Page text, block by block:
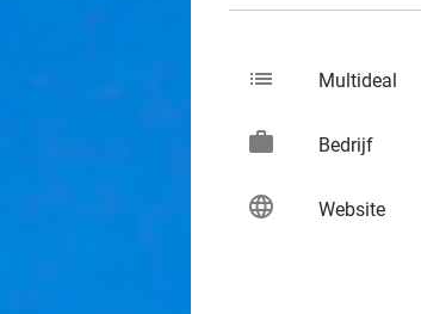
list Multideal
work Bedrijf
language Website